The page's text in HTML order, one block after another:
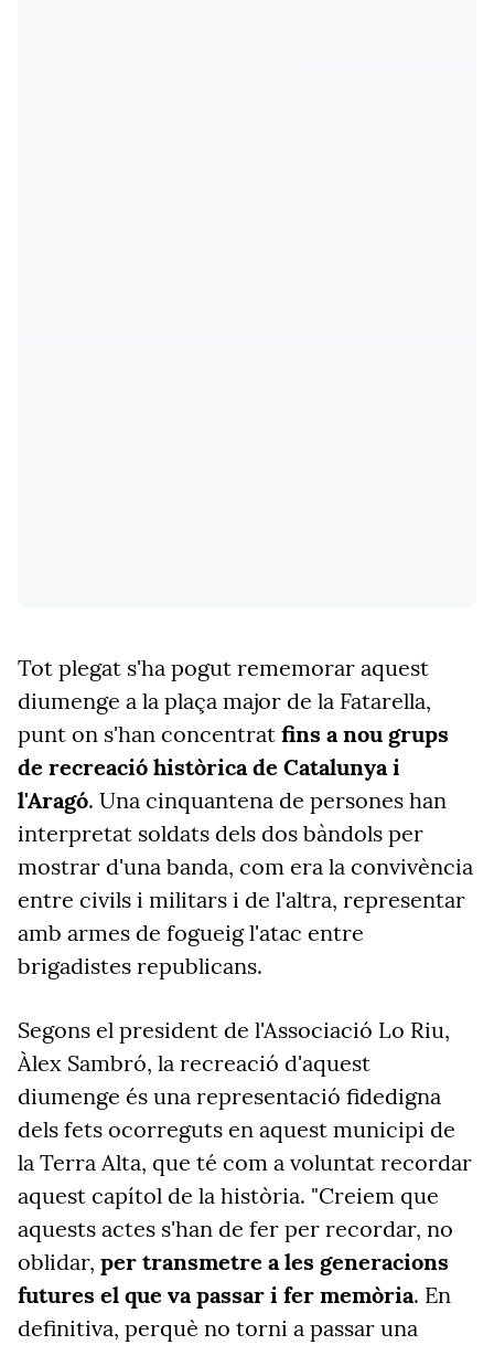
Tot plegat s'ha pogut rememorar aquest
diumenge a la plaça major de la Fatarella,
punt on s'han concentrat fins a nou grups
de recreació històrica de Catalunya i
l'Aragó. Una cinquantena de persones han
interpretat soldats dels dos bàndols per
mostrar d'una banda, com era la convivència
entre civils i militars i de l'altra, representar
amb armes de fogueig l'atac entre
brigadistes republicans.
Segons el president de l'Associació Lo Riu,
Àlex Sambró, la recreació d'aquest
diumenge és una representació fidedigna
dels fets ocorreguts en aquest municipi de
la Terra Alta, que té com a voluntat recordar
aquest capítol de la història. "Creiem que
aquests actes s'han de fer per recordar, no
oblidar, per transmetre a les generacions
futures el que va passar i fer memòria. En
definitiva, perquè no torni a passar una